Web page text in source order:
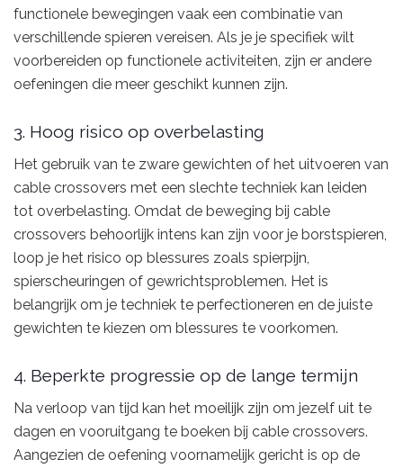
functionele bewegingen vaak een combinatie van
verschillende spieren vereisen. Als je je specifiek wilt
voorbereiden op functionele activiteiten, zijn er andere
oefeningen die meer geschikt kunnen zijn.
3. Hoog risico op overbelasting
Het gebruik van te zware gewichten of het uitvoeren van
cable crossovers met een slechte techniek kan leiden
tot overbelasting. Omdat de beweging bij cable
crossovers behoorlijk intens kan zijn voor je borstspieren,
loop je het risico op blessures zoals spierpijn,
spierscheuringen of gewrichtsproblemen. Het is
belangrijk om je techniek te perfectioneren en de juiste
gewichten te kiezen om blessures te voorkomen.
4. Beperkte progressie op de lange termijn
Na verloop van tijd kan het moeilijk zijn om jezelf uit te
dagen en vooruitgang te boeken bij cable crossovers.
Aangezien de oefening voornamelijk gericht is op de